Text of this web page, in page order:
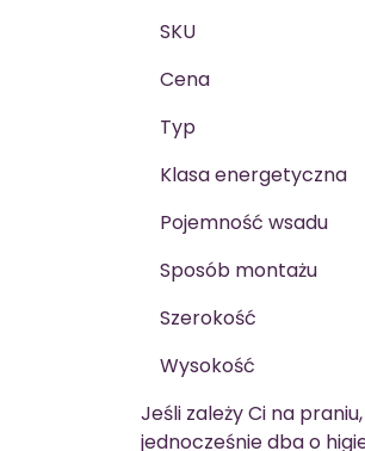
SKU
Cena
Typ
Klasa energetyczna
Pojemność wsadu
Sposób montażu
Szerokość
Wysokość
Jeśli zależy Ci na
jednocześnie dba o